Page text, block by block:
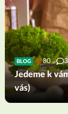
BLOG 80
Jedeme k
vás)